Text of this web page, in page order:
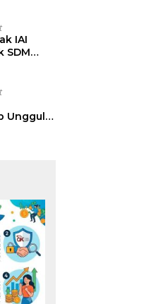
IAI
SDM
Ungguli